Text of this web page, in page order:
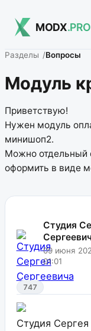
MODX.PRO
Разделы Вопросы
Модуль
Приветствую!
Нужен модуль
минишоп2.
Можно отдельный
оформить в виде
Студия
09 июня
01:01
747
Студия